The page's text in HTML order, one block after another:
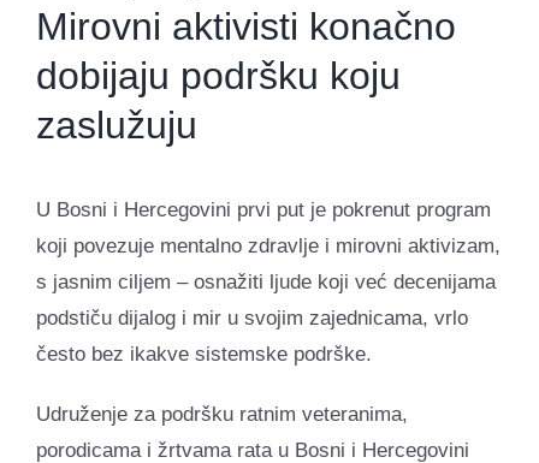
Mirovni aktivisti konačno
dobijaju podršku koju
zaslužuju
U Bosni i Hercegovini prvi put je pokrenut program
koji povezuje mentalno zdravlje i mirovni aktivizam,
s jasnim ciljem – osnažiti ljude koji već decenijama
podstiču dijalog i mir u svojim zajednicama, vrlo
često bez ikakve sistemske podrške.
Udruženje za podršku ratnim veteranima,
porodicama i žrtvama rata u Bosni i Hercegovini